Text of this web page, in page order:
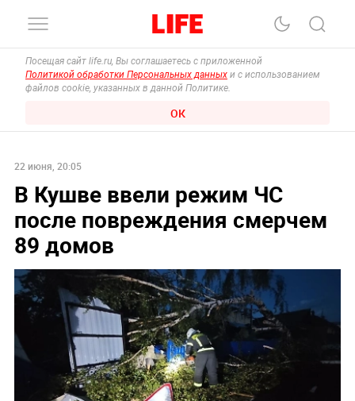
Посещая сайт life.ru, Вы соглашаетесь с приложенной
Политикой обработки Персональных данных и с использованием
файлов cookie, указанных в данной Политике.
ОК
22 июня, 20:05
В Кушве ввели режим ЧС
после повреждения смерчем
89 домов